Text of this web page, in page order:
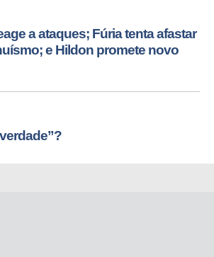
a ataques; Fúria tenta afastar
e Hildon promete novo